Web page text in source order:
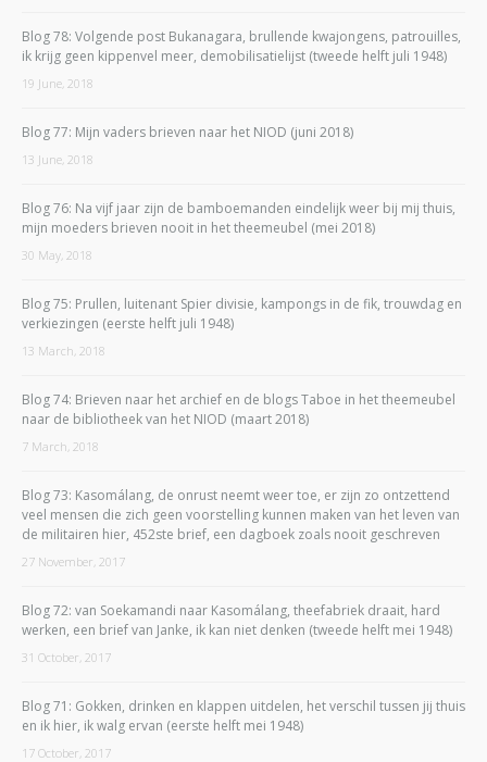
Blog 78: Volgende post Bukanagara, brullende kwajongens, patrouilles,
ik krijg geen kippenvel meer, demobilisatielijst (tweede helft juli 1948)
19 June, 2018
Blog 77: Mijn vaders brieven naar het NIOD (juni 2018)
13 June, 2018
Blog 76: Na vijf jaar zijn de bamboemanden eindelijk weer bij mij thuis,
mijn moeders brieven nooit in het theemeubel (mei 2018)
30 May, 2018
Blog 75: Prullen, luitenant Spier divisie, kampongs in de fik, trouwdag en
verkiezingen (eerste helft juli 1948)
13 March, 2018
Blog 74: Brieven naar het archief en de blogs Taboe in het theemeubel
naar de bibliotheek van het NIOD (maart 2018)
7 March, 2018
Blog 73: Kasomálang, de onrust neemt weer toe, er zijn zo ontzettend
veel mensen die zich geen voorstelling kunnen maken van het leven van
de militairen hier, 452ste brief, een dagboek zoals nooit geschreven
27 November, 2017
Blog 72: van Soekamandi naar Kasomálang, theefabriek draait, hard
werken, een brief van Janke, ik kan niet denken (tweede helft mei 1948)
31 October, 2017
Blog 71: Gokken, drinken en klappen uitdelen, het verschil tussen jij thuis
en ik hier, ik walg ervan (eerste helft mei 1948)
17 October, 2017